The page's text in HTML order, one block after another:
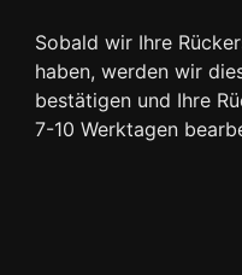
Sobald wir Ihre
haben, werden wir
bestätigen und Ihre
7-10 Werktagen